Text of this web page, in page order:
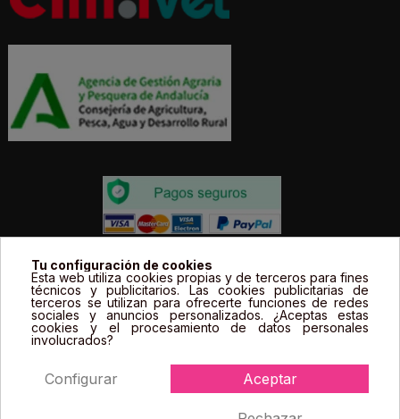
Todos los precios estás expresados en Euros e
incluyen el IVA. | Todas las marcas, logotipos y fotos de
productos son propiedad legal de sus propietarios y
sólo se muestran a título informativo.
Tu configuración de cookies
Esta web utiliza cookies propias y de terceros para fines
técnicos y publicitarios. Las cookies publicitarias de
terceros se utilizan para ofrecerte funciones de redes
sociales y anuncios personalizados. ¿Aceptas estas
cookies y el procesamiento de datos personales
involucrados?
Aceptar
Configurar